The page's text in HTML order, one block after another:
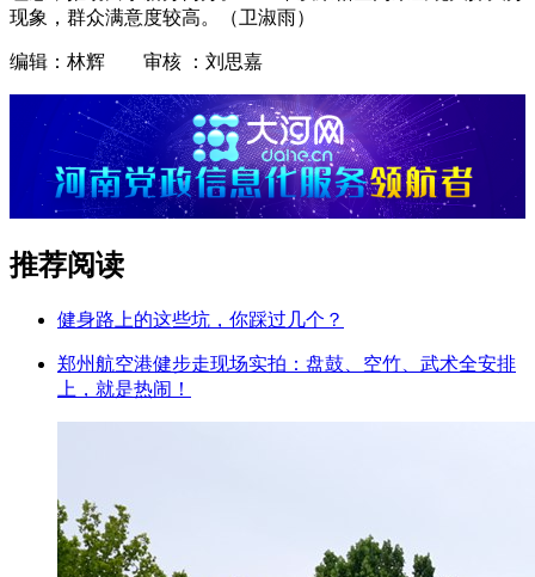
现象，群众满意度较高。（卫淑雨）
编辑：林辉 审核 ：刘思嘉
推荐阅读
健身路上的这些坑，你踩过几个？
郑州航空港健步走现场实拍：盘鼓、空竹、武术全安排
上，就是热闹！